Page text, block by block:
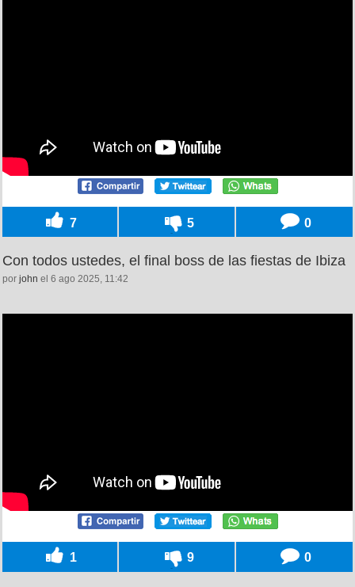
7 5 0
Con todos ustedes, el final boss de las fiestas de Ibiza
por john el 6 ago 2025, 11:42
1 9 0